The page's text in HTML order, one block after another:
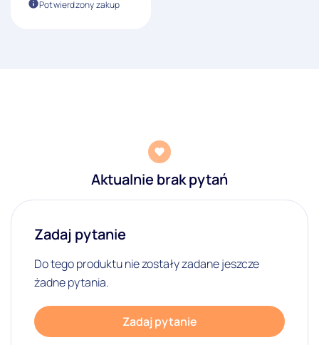
Potwierdzony zakup
Aktualnie brak pytań
Zadaj pytanie
Do tego produktu nie zostały zadane jeszcze
żadne pytania.
Zadaj pytanie